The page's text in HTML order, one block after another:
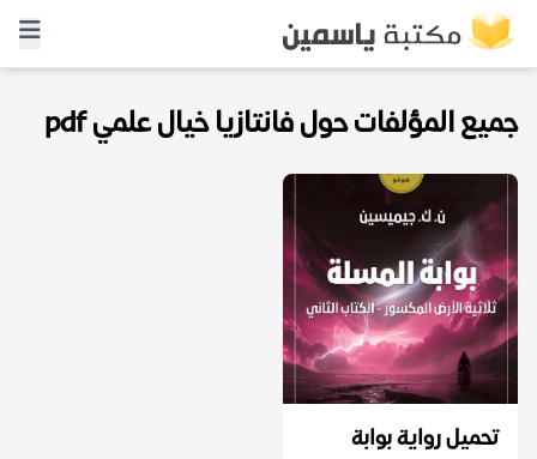
جميع المؤلفات حول فانتازيا خيال علمي pdf
تحميل رواية بوابة